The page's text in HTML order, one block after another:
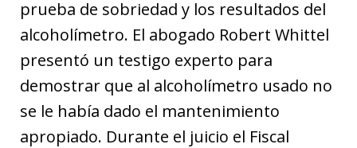
prueba de sobriedad y los resultados del
alcoholímetro. El abogado Robert Whittel
presentó un testigo experto para
demostrar que al alcoholímetro usado no
se le había dado el mantenimiento
apropiado. Durante el juicio el Fiscal